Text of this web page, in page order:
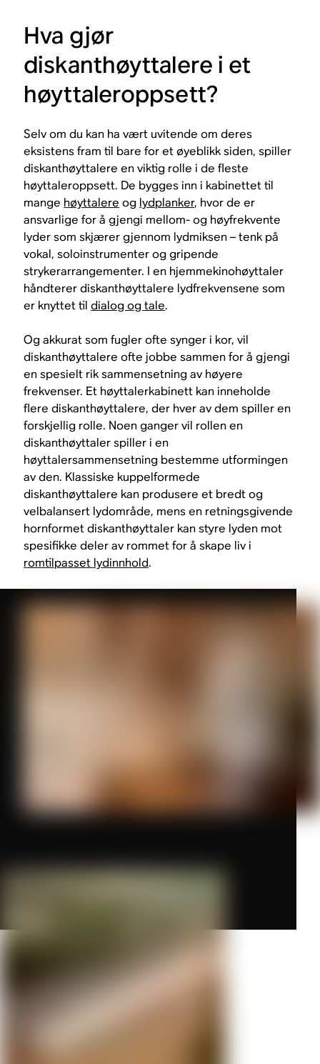
Hva gjør
diskanthøyttalere i et
høyttaleroppsett?
Selv om du kan ha vært uvitende om deres
eksistens fram til bare for et øyeblikk siden, spiller
diskanthøyttalere en viktig rolle i de fleste
høyttaleroppsett. De bygges inn i kabinettet til
mange høyttalere og lydplanker, hvor de er
ansvarlige for å gjengi mellom- og høyfrekvente
lyder som skjærer gjennom lydmiksen – tenk på
vokal, soloinstrumenter og gripende
strykerarrangementer. I en hjemmekinohøyttaler
håndterer diskanthøyttalere lydfrekvensene som
er knyttet tildialog og tale.
Og akkurat som fugler ofte synger i kor, vil
diskanthøyttalere ofte jobbe sammen for å gjengi
en spesielt rik sammensetning av høyere
frekvenser. Et høyttalerkabinett kan inneholde
flere diskanthøyttalere, der hver av dem spiller en
forskjellig rolle. Noen ganger vil rollen en
diskanthøyttaler spiller i en
høyttalersammensetning bestemme utformingen
av den. Klassiske kuppelformede
diskanthøyttalere kan produsere et bredt og
velbalansert lydområde, mens en retningsgivende
hornformet diskanthøyttaler kan styre lyden mot
spesifikke deler av rommet for å skape liv i
romtilpasset lydinnhold.